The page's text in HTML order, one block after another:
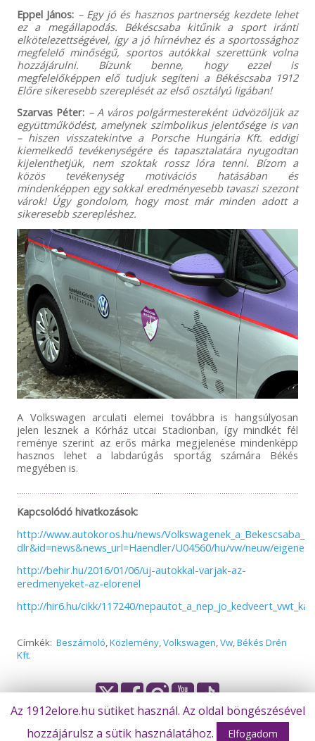
Eppel János: – Egy jó és hasznos partnerség kezdete lehet
ez a megállapodás. Békéscsaba kitűnik a sport iránti
elkötelezettségével, így a jó hírnévhez és a sportossághoz
megfelelő minőségű, sportos autókkal szerettünk volna
hozzájárulni. Bízunk benne, hogy ezzel is
megfelelőképpen elő tudjuk segíteni a Békéscsaba 1912
Előre sikeresebb szereplését az első osztályú ligában!
Szarvas Péter: – A város polgármestereként üdvözöljük az
együttműködést, amelynek szimbolikus jelentősége is van
– hiszen visszatekintve a Porsche Hungária Kft. eddigi
kiemelkedő tevékenységére és tapasztalatára nyugodtan
kijelenthetjük, nem szoktak rossz lóra tenni. Bízom a
közös tevékenység motivációs hatásában és
mindenképpen egy sokkal eredményesebb tavaszi szezont
várok! Úgy gondolom, hogy most már minden adott a
sikeresebb szerepléshez.
A Volkswagen arculati elemei továbbra is hangsúlyosan
jelen lesznek a Kórház utcai Stadionban, így mindkét fél
reménye szerint az erős márka megjelenése mindenképp
hasznos lehet a labdarúgás sportág számára Békés
megyében is.
Kapcsolódó hivatkozások:
http://www.autokoros.hu/news/
dlr&id=news&news_url=Haendler/U04560/hu/vw/neuw/
http://behir.hu/2016/01/06/uj-autokkal-varjak-az-
eredmenyeket-az-elorenel
http://hir6.hu/cikk/117240/
Címkék: Beszámoló,Közlemény,Volkswagen,Vw,Békés Drén
Kft.
© Békéscsaba 1912 Előre Futball Zrt.
Az 1912elore.hu sütiket használ. Az oldal böngészésével
hozzájárulsz a sütik használatához.
Elfogadom
Olvasta már?